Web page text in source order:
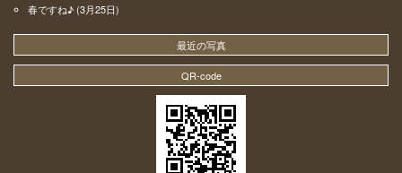
春ですね♪ (3月25日)
最近の写真
QR-code